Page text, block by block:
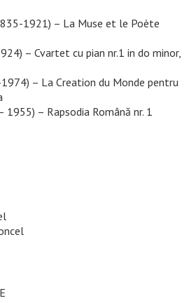
1921) – La Muse et le Poète
– Cvartet cu pian nr.1 in do minor,
– La Creation du Monde pentru
1955) – Rapsodia Română nr. 1